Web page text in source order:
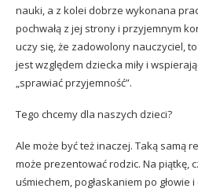
nauki, a z kolei dobrze wykonana
pochwałą z jej strony i przyjemnym
uczy się, że zadowolony nauczyciel,
jest względem dziecka miły i
„sprawiać przyjemność”.
Tego chcemy dla naszych dzieci?
Ale może być też inaczej. Taką samą
może prezentować rodzic. Na piątkę,
uśmiechem, pogłaskaniem po głowie